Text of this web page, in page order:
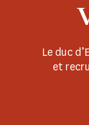
Le duc
et